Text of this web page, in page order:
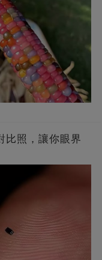
比照，讓你眼界